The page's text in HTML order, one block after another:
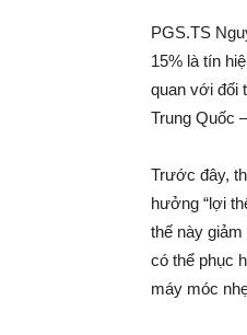
PGS.TS
15% là tín
quan với đối
Trung Quốc
Trước đây,
hưởng “lợi
thế này
có thể phục
máy móc